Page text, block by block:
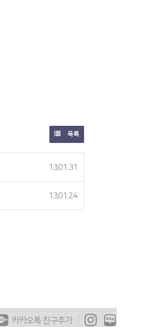
목록
13.01.31
13.01.24
카카오톡 친구추가